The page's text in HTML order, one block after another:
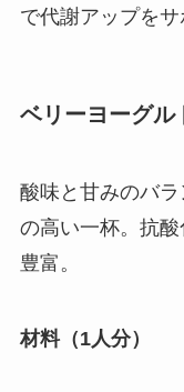
で代謝アップをサ
ベリーヨーグル
酸味と甘みのバ
の高い一杯。抗
豊富。
材料（1人分）